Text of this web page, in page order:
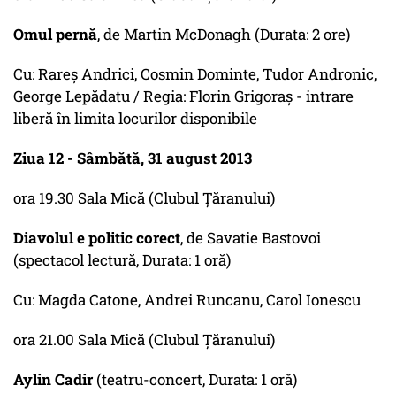
Omul pernă, de Martin McDonagh (Durata: 2 ore)
Cu: Rareş Andrici, Cosmin Dominte, Tudor Andronic,
George Lepădatu / Regia: Florin Grigoraş - intrare
liberă în limita locurilor disponibile
Ziua 12 - Sâmbătă, 31 august 2013
ora 19.30 Sala Mică (Clubul Ţăranului)
Diavolul e politic corect, de Savatie Bastovoi
(spectacol lectură, Durata: 1 oră)
Cu: Magda Catone, Andrei Runcanu, Carol Ionescu
ora 21.00 Sala Mică (Clubul Ţăranului)
Aylin Cadir(teatru-concert, Durata: 1 oră)